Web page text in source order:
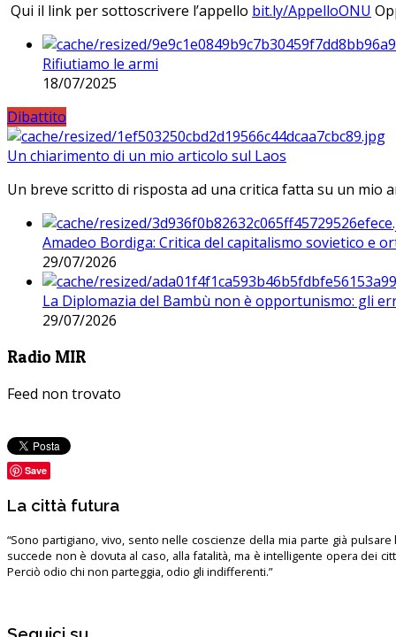
Qui il link per sottoscrivere l’appello bit.ly/AppelloONU
Rifiutiamo le armi
18/07/2025
Dibattito
Un chiarimento di un mio articolo sul Laos
Un breve scritto di risposta ad una critica fatta su un mio
Amadeo Bordiga: Critica del capitalismo sovietico e
29/07/2026
La Diplomazia del Bambù non è opportunismo: gli
29/07/2026
Radio MIR
Feed non trovato
Save
La città futura
“Sono partigiano, vivo, sento nelle coscienze della mia parte già pulsare
succede non è dovuta al caso, alla fatalità, ma è intelligente opera dei
Perciò odio chi non parteggia, odio gli indifferenti.”